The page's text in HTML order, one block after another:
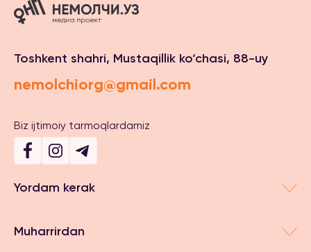
Toshkent shahri, Mustaqillik ko‘chasi, 88-uy
nemolchiorg@gmail.com
Biz ijtimoiy tarmoqlardamiz
Yordam kerak
Muharrirdan